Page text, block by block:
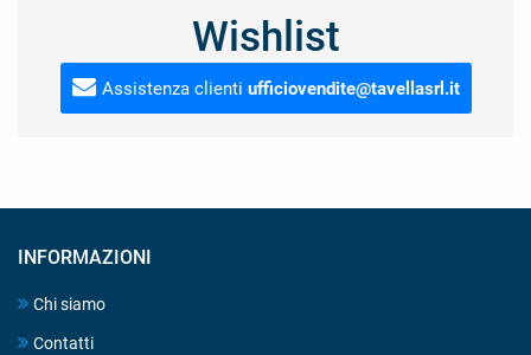
Wishlist
Assistenza clienti ufficiovendite@tavellasrl.it
INFORMAZIONI
Chi siamo
Contatti